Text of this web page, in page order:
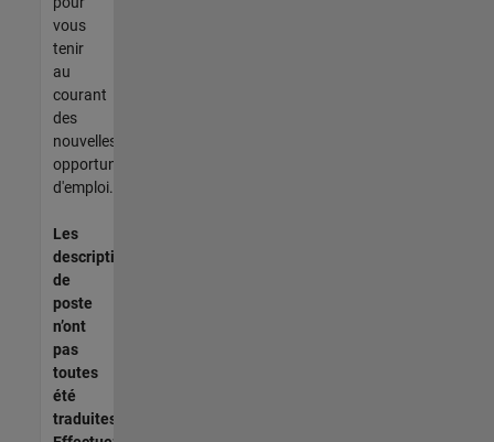
vous
tenir
au
courant
des
nouvelles
opportunités
d'emploi.
Les
descriptions
de
poste
n’ont
pas
toutes
été
traduites.